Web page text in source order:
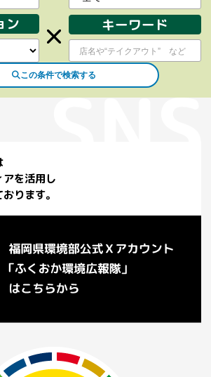
ン キーワード
この条件で検索する
を活用し
ります。